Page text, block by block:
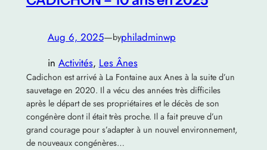
Aug 6, 2025—byphiladminwp
in Activités, Les Ânes
Cadichon est arrivé à La Fontaine aux Anes à la suite d’un
sauvetage en 2020. Il a vécu des années très difficiles
après le départ de ses propriétaires et le décès de son
congénère dont il était très proche. Il a fait preuve d’un
grand courage pour s’adapter à un nouvel environnement,
de nouveaux congénères…